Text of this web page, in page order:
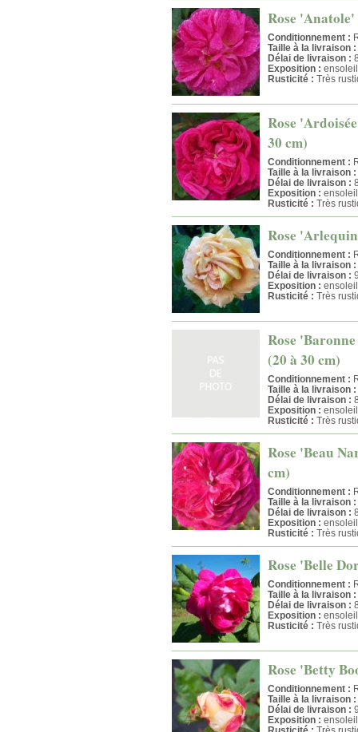
Rose 'Anatole'
Conditionnement :
Taille à la livraison :
Délai de livraison :
Exposition :
Rusticité : Très
Rose
30 cm)
Conditionnement :
Taille à la livraison :
Délai de livraison :
Exposition :
Rusticité : Très
Rose
Conditionnement :
Taille à la livraison :
Délai de livraison :
Exposition :
Rusticité : Très
Rose
(20 à 30 cm)
Conditionnement :
Taille à la livraison :
Délai de livraison :
Exposition :
Rusticité : Très
Rose 'Beau
cm)
Conditionnement :
Taille à la livraison :
Délai de livraison :
Exposition :
Rusticité : Très
Rose 'Belle
Conditionnement :
Taille à la livraison :
Délai de livraison :
Exposition :
Rusticité : Très
Rose 'Betty
Conditionnement :
Taille à la livraison :
Délai de livraison :
Exposition :